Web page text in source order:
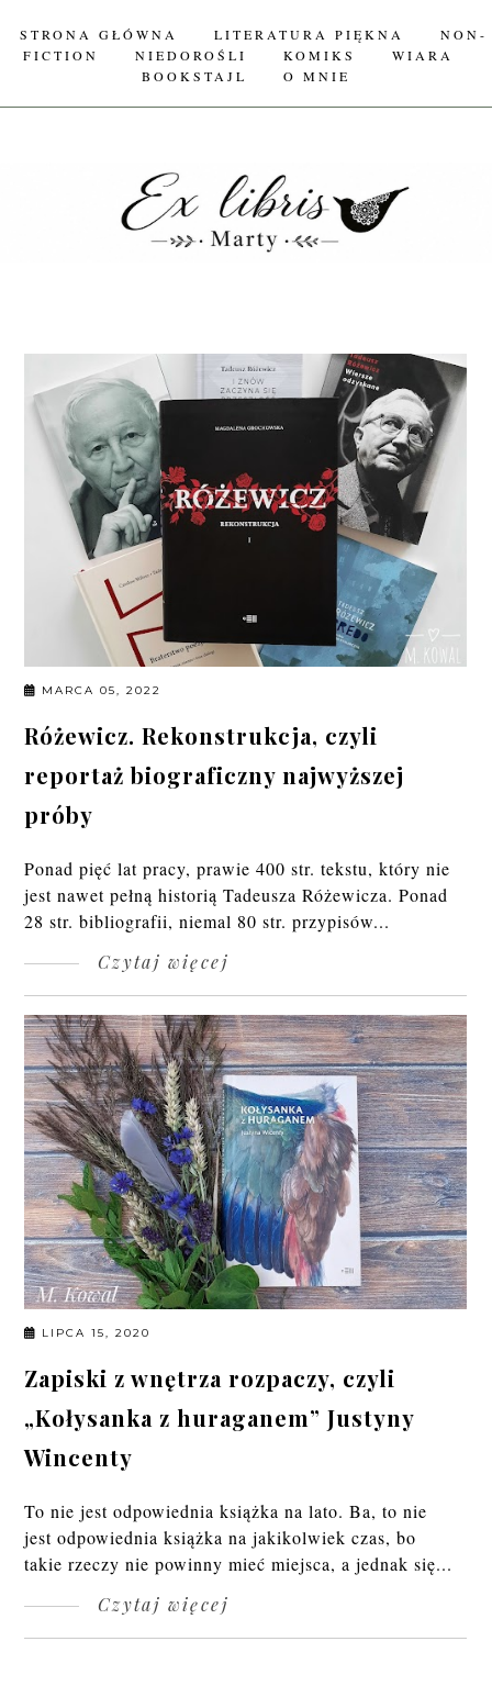
STRONA GŁÓWNA LITERATURA PIĘKNA
NON-
FICTION
NIEDOROŚLI KOMIKS
WIARA
BOOKSTAJL
O MNIE
MARCA 05, 2022
Różewicz. Rekonstrukcja, czyli
reportaż biograficzny najwyższej
próby
Ponad pięć lat pracy, prawie 400 str. tekstu, który nie
jest nawet pełną historią Tadeusza Różewicza. Ponad
28 str. bibliografii, niemal 80 str. przypisów...
Czytaj więcej
LIPCA 15, 2020
Zapiski z wnętrza rozpaczy, czyli
„Kołysanka z huraganem” Justyny
Wincenty
To nie jest odpowiednia książka na lato. Ba, to nie
jest odpowiednia książka na jakikolwiek czas, bo
takie rzeczy nie powinny mieć miejsca, a jednak się...
Czytaj więcej